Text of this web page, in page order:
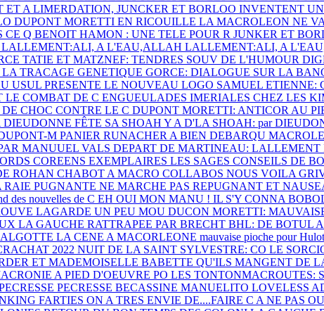
ET A LIMERDATION, JUNCKER ET BORLOO INVENTENT UN
DUPONT MORETTI EN RICOUILLE LA MACROLEON NE
CE Q BENOIT HAMON : UNE TELE POUR R JUNKER ET
LALLEMENT:ALI, A L'EAU,ALLAH LALLEMENT:ALI, A
TATIE ET MATZNEF: TENDRES SOUV DE L'HUMOUR
LA TRACAGE GENETIQUE GORCE: DIALOGUE SUR LA
USUL PRESENTE LE NOUVEAU LOGO SAMUEL ETIENNE:
LE COMBAT DE C ENGUEULADES IMERIALES CHEZ LES
CHOC CONTRE LE C DUPONT MORETTI: ANTICOR AU
DIEUDONNE FÊTE SA SHOAH Y A D'LA SHOAH: par
M PANIER RUNACHER A BIEN DEBARQU
MANUUEL VALS DEPART DE MARTINEAU: LALLEMENT
COREENS EXEMPLAIRES LES SAGES CONSEILS DE
ROHAN CHABOT A MACRO COLLABOS NOUS VOILA
RAIE PUGNANTE NE MARCHE PAS REPUGNANT ET
des nouvelles de C EH OUI MON MANU ! IL S'Y CONNA
LAGARDE UN PEU MOU DUCON MORETTI:
LA GAUCHE RATTRAPEE PAR BRECHT BHL: DE BOTUL
LA CENE A MACORLEONE mauvaise pioche pour Hulot
2022 NUIT DE LA SAINT SYLVESTRE: CO LE
ET MADEMOISELLE BABETTE QU'ILS MANGENT DE
A PIED D'OEUVRE PO LES TONTONMACROUTES:
PECRESSE BECASSINE MANUELITO LOVELESS
FARTIES ON A TRES ENVIE DE....FAIRE C A NE PAS